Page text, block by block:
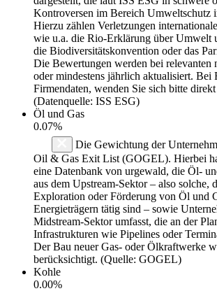
Kontroversen im Bereich Umweltschutz
Hierzu zählen Verletzungen
wie u.a. die Rio-Erklärung über Umwelt
die Biodiversitätskonvention oder das
Die Bewertungen werden bei relevanten
oder mindestens jährlich aktualisiert. Bei
Firmendaten, wenden Sie sich bitte
(Datenquelle: ISS ESG)
Öl und Gas
0.07%
Die Gewichtung der
Oil & Gas Exit List (GOGEL). Hierbei
eine Datenbank von urgewald, die Öl-
aus dem Upstream-Sektor – also solche,
Exploration oder Förderung von Öl und
Energieträgern tätig sind – sowie
Midstream-Sektor umfasst, die an der
Infrastrukturen wie Pipelines oder
Der Bau neuer Gas- oder Ölkraftwerke
berücksichtigt. (Quelle: GOGEL)
Kohle
0.00%